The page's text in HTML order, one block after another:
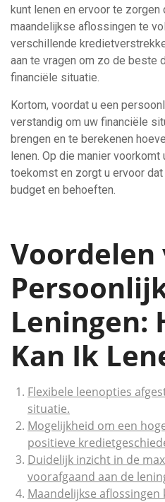
kunt lenen en ervoor te zorgen
maandelijkse aflossingen te
verschillende
aan te vragen om zo de beste
financiële situatie.
Kortom, voordat u een
verstandig om uw financiële
brengen en te berekenen
lenen. Op die manier
toekomst en zorgt u ervoor
budget en behoeften.
Voordelen
Leningen:
Kan Ik
Flexibele leenopties
situatie.
Mogelijkheid om een
positieve
Duidelijk inzicht in de
voorafgaand aan de
Maandelijkse